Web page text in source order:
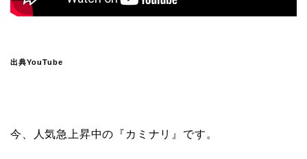
出典YouTube
今、人気急上昇中の『 カミナリ 』です。